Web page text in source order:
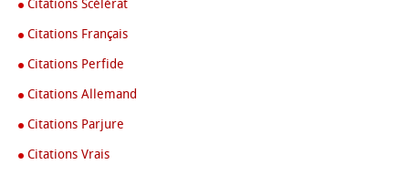
Citations Scélérat
Citations Français
Citations Perfide
Citations Allemand
Citations Parjure
Citations Vrais